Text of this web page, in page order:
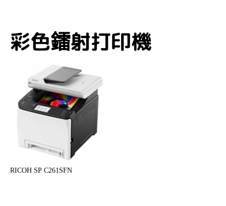
彩色鐳射打印機
RICOH SP C261SFN